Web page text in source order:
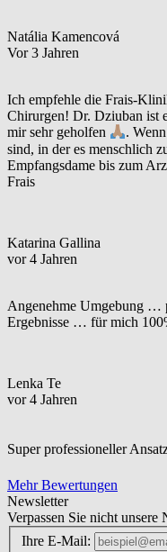
Natália Kamencová
Vor 3 Jahren
Ich empfehle die Frais-
Chirurgen! Dr. Dziuban ist
mir sehr geholfen
.
sind, in der es menschlich
Empfangsdame bis zum
Frais
Katarina Gallina
vor 4 Jahren
Angenehme Umgebung …
Ergebnisse … für mich
Lenka Te
vor 4 Jahren
Super professioneller
Mehr Bewertungen
Newsletter
Verpassen Sie nicht unsere
Ihre E-Mail: